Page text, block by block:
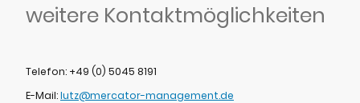
weitere Kontaktmöglichkeiten
Telefon: +49 (0) 5045 8191
E-Mail:lutz@mercator-management.de